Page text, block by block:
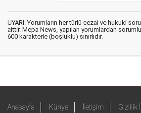
UYARI: Yorumların her türlü cezai ve hukuki
aittir. Mepa News, yapılan yorumlardan
600 karakterle (boşluklu) sınırlıdır.
Anasayfa Künye İletişim Gizlilik